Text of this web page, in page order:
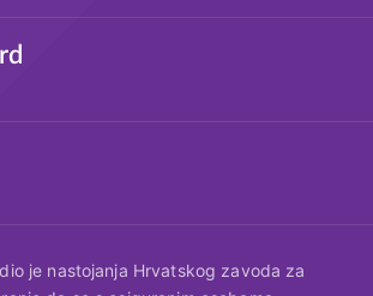
je nastojanja Hrvatskog zavoda za